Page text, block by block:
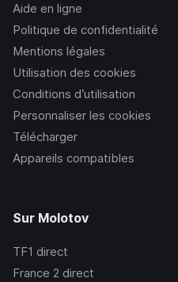
Aide en ligne
Politique de confidentialité
Mentions légales
Utilisation des cookies
Conditions d’utilisation
Personnaliser les cookies
Télécharger
Appareils compatibles
Sur Molotov
TF1 direct
France 2 direct